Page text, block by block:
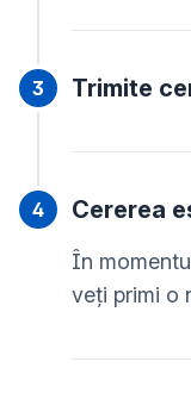
Trimite
Cererea
În
veți primi o